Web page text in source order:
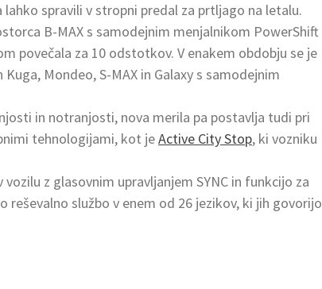
spravili v stropni predal za prtljago na letalu.
B-MAX s samodejnim menjalnikom PowerShift
povečala za 10 odstotkov. V enakem obdobju se je
Mondeo, S-MAX in Galaxy s samodejnim
in notranjosti, nova merila pa postavlja tudi pri
tehnologijami, kot jeActive City Stop, ki vozniku
z glasovnim upravljanjem SYNC in funkcijo za
reševalno službo v enem od 26 jezikov, ki jih govorijo